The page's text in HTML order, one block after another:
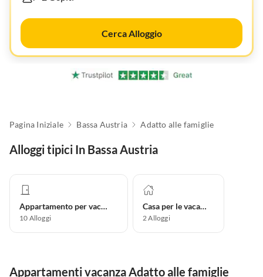
Cerca Alloggio
Pagina Iniziale Bassa Austria Adatto alle famiglie
Alloggi tipici In Bassa Austria
Appartamento per vacanze
10 Alloggi
Casa per le vacanze
2Alloggi
Appartamenti vacanza Adatto alle famiglie